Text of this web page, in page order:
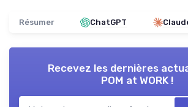
Résumer ChatGPT
Recevez les dernières
POM at WORK !